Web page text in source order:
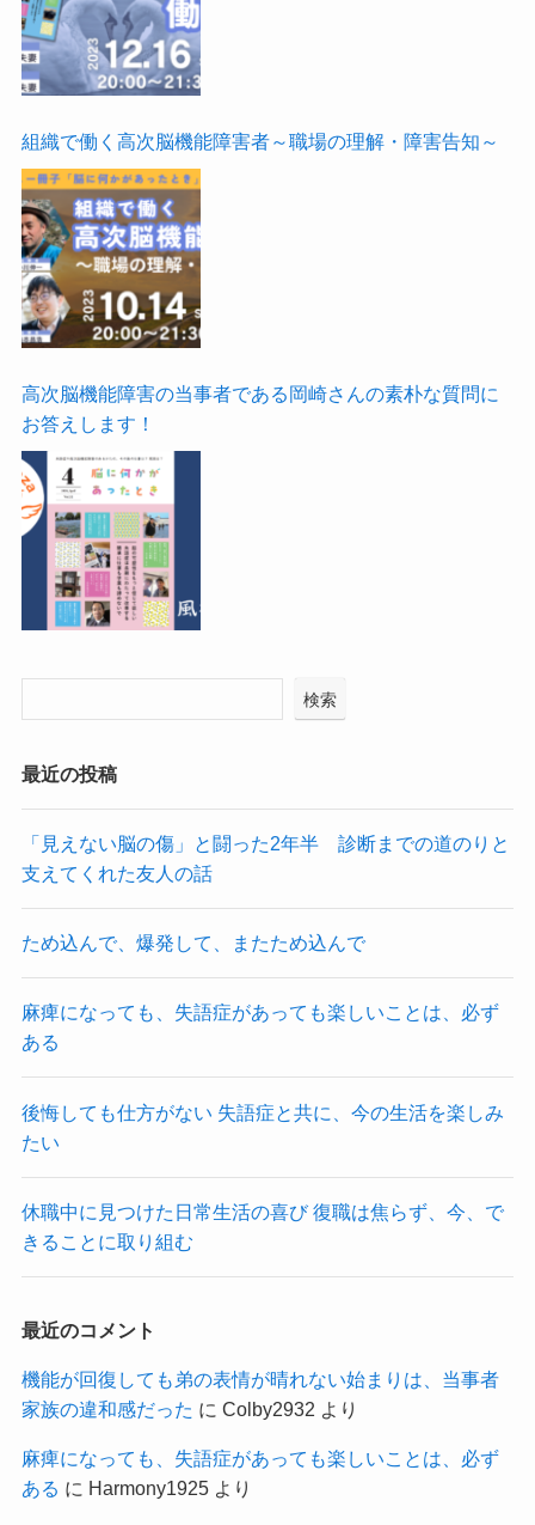
組織で働く高次脳機能障害者～職場の理解・障害告知～
高次脳機能障害の当事者である岡崎さんの素朴な質問に
お答えします！
検索
最近の投稿
「見えない脳の傷」と闘った2年半 診断までの道のりと
支えてくれた友人の話
ため込んで、爆発して、またため込んで
麻痺になっても、失語症があっても楽しいことは、必ず
ある
後悔しても仕方がない 失語症と共に、今の生活を楽しみ
たい
休職中に見つけた日常生活の喜び 復職は焦らず、今、で
きることに取り組む
最近のコメント
機能が回復しても弟の表情が晴れない始まりは、当事者
家族の違和感だった に Colby2932 より
麻痺になっても、失語症があっても楽しいことは、必ず
ある に Harmony1925より